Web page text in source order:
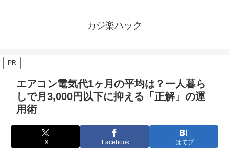
カジ楽ハック
PR
エアコン電気代1ヶ月の平均は？一人暮ら
しで月3,000円以下に抑える「正解」の運
用術
X Facebook はてブ